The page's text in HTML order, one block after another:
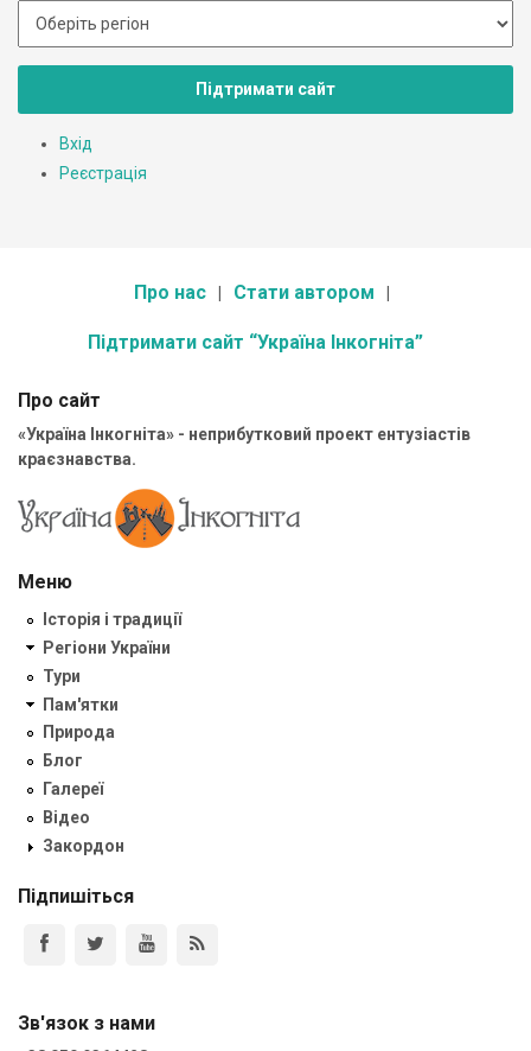
Підтримати сайт
Вхід
Реєстрація
Про нас Стати автором
Підтримати сайт “Україна Інкогніта”
Про сайт
«Україна Інкогніта» - неприбутковий проект ентузіастів
краєзнавства.
Меню
Історія і традиції
Регіони України
Тури
Пам'ятки
Природа
Блог
Галереї
Відео
Закордон
Підпишіться
Зв'язок з нами